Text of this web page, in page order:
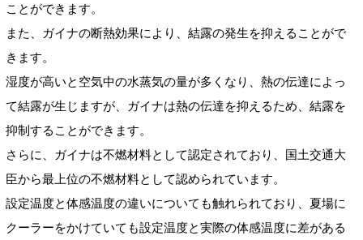
ことができます。
また、ガイナの断熱効果により、結露の発生を抑えることがで
きます。
湿度が高いと空気中の水蒸気の量が多くなり、熱の伝達によっ
て結露が生じますが、ガイナは熱の伝達を抑えるため、結露を
抑制することができます。
さらに、ガイナは不燃材料として認定されており、国土交通大
臣から最上位の不燃材料として認められています。
設定温度と体感温度の違いについても触れられており、夏場に
クーラーをかけていても設定温度と実際の体感温度に差がある